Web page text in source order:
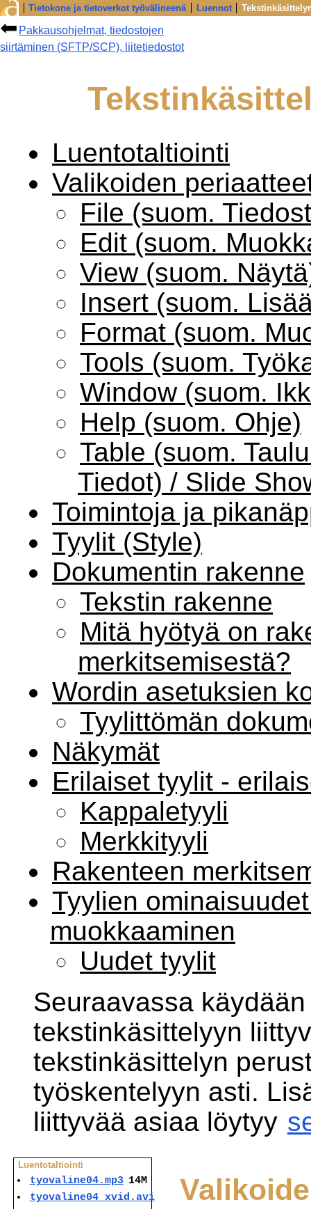
Luentotaltiointi
Valikoiden
File (suom.
Edit (suom.
View (suom.
Insert (suom.
Format (suom.
Tools (suom.
Window (suom.
Help (suom. Ohje)
Table (suom.
Tiedot) / Slide
Toimintoja ja
Tyylit (Style)
Dokumentin rakenne
Tekstin rakenne
Mitä hyötyä on
merkitsemisestä?
Wordin asetuksien
Tyylittömän
Näkymät
Erilaiset tyylit -
Kappaletyyli
Merkkityyli
Rakenteen
Tyylien
muokkaaminen
Uudet tyylit
Seuraavassa
tekstinkäsittelyyn
tekstinkäsittelyn
työskentelyyn asti.
liittyvää asiaa löytyy
Luentotaltiointi
tyovaline04.mp3 14M
tyovaline04_xvid.avi
Pakkausohjelmat, tiedostojen
siirtäminen (SFTP/SCP), liitetiedostot
Tietokone ja tietoverkot työvälineenä Luennot